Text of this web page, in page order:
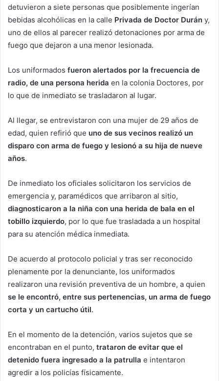
detuvieron a siete personas que posiblemente ingerían
bebidas alcohólicas en la calle Privada de Doctor Durán y,
uno de ellos al parecer realizó detonaciones por arma de
fuego que dejaron a una menor lesionada.
Los uniformados fueron alertados por la frecuencia de
radio, de una persona herida en la colonia Doctores, por
lo que de inmediato se trasladaron al lugar.
Al llegar, se entrevistaron con una mujer de 29 años de
edad, quien refirió que uno de sus vecinos realizó un
disparo con arma de fuego y lesionó a su hija de nueve
años.
De inmediato los oficiales solicitaron los servicios de
emergencia y, paramédicos que arribaron al sitio,
diagnosticaron a la niña con una herida de bala en el
tobillo izquierdo, por lo que fue trasladada a un hospital
para su atención médica inmediata.
De acuerdo al protocolo policial y tras ser reconocido
plenamente por la denunciante, los uniformados
realizaron una revisión preventiva de un hombre, a quien
se le encontró, entre sus pertenencias, un arma de fuego
corta y un cartucho útil.
En el momento de la detención, varios sujetos que se
encontraban en el punto, trataron de evitar que el
detenido fuera ingresado a la patrulla e intentaron
agredir a los policías físicamente.